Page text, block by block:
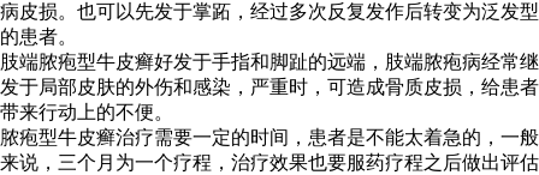
病皮损。也可以先发于掌跖，经过多次反复发作后转变为泛发型
的患者。
肢端脓疱型牛皮癣好发于手指和脚趾的远端，肢端脓疱病经常继
发于局部皮肤的外伤和感染，严重时，可造成骨质皮损，给患者
带来行动上的不便。
脓疱型牛皮癣治疗需要一定的时间，患者是不能太着急的，一般
来说，三个月为一个疗程，治疗效果也要服药疗程之后做出评估